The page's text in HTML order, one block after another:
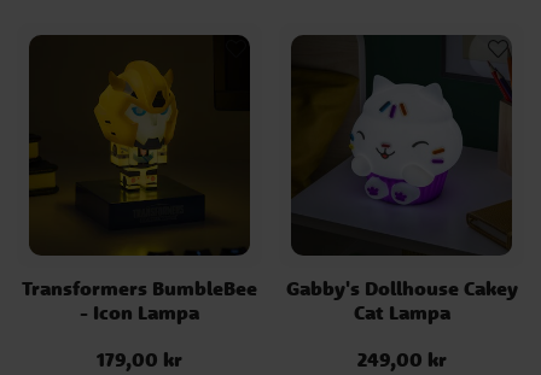
Transformers BumbleBee
- Icon Lampa
Pris:179,00 kr
179,00 kr
Gabby's Dollhouse Cakey
Cat Lampa
Pris:249,00 kr
249,00 kr